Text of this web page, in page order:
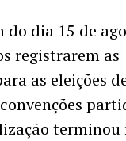
do dia 15 de
registrarem as
as eleições